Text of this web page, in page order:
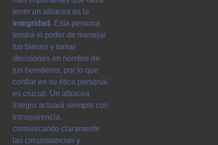
tener un albacea es la
integridad . Esta persona
tendrá el poder de manejar
tus bienes y tomar
decisiones en nombre de
tus herederos, por lo que
confiar en su ética personal
es crucial. Un albacea
íntegro actuará siempre con
transparencia,
comunicando claramente
las circunstancias y